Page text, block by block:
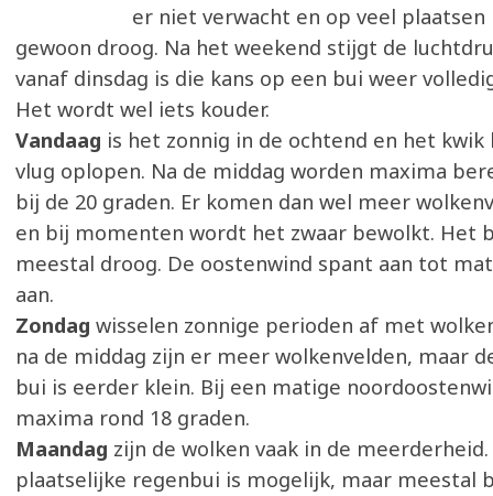
er niet verwacht en op veel
gewoon droog. Na het weekend stijgt de
vanaf dinsdag is die kans op een bui weer
Het wordt wel iets kouder.
Vandaag is het zonnig in de ochtend en het kwik
vlug oplopen. Na de middag worden maxima
bij de 20 graden. Er komen dan wel meer
en bij momenten wordt het zwaar bewolkt. Het
meestal droog. De oostenwind spant aan tot
aan.
Zondag wisselen zonnige perioden af met
na de middag zijn er meer wolkenvelden, maar
bui is eerder klein. Bij een matige
maxima rond 18 graden.
Maandag zijn de wolken vaak in de meerderheid.
plaatselijke regenbui is mogelijk, maar meestal